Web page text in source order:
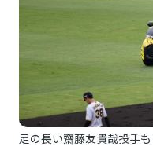
足の長い齋藤友貴哉投手